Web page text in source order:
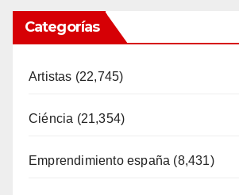
Categorías
Artistas (22,745)
Ciéncia (21,354)
Emprendimiento españa (8,431)